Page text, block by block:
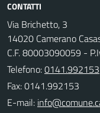
CONTATTI
Via Brichetto, 3
14020 Camerano
C.F. 80003090059 -
Telefono:0141.992153
Fax: 0141.992153
E-mail: